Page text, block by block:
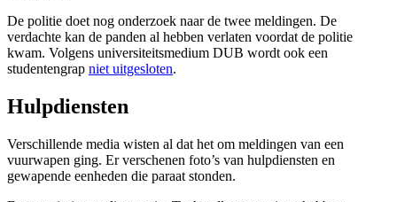
De politie doet nog onderzoek naar de twee meldingen. De
verdachte kan de panden al hebben verlaten voordat de politie
kwam. Volgens universiteitsmedium DUB wordt ook een
studentengrap niet uitgesloten.
Hulpdiensten
Verschillende media wisten al dat het om meldingen van een
vuurwapen ging. Er verschenen foto’s van hulpdiensten en
gewapende eenheden die paraat stonden.